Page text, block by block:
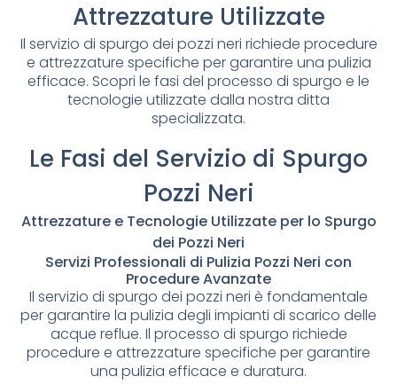
Attrezzature Utilizzate
Il servizio di spurgo dei pozzi neri richiede procedure
e attrezzature specifiche per garantire una pulizia
efficace. Scopri le fasi del processo di spurgo e le
tecnologie utilizzate dalla nostra ditta
specializzata.
Le Fasi del Servizio di Spurgo
Pozzi Neri
Attrezzature e Tecnologie Utilizzate per lo Spurgo
dei Pozzi Neri
Servizi Professionali di Pulizia Pozzi Neri con
Procedure Avanzate
Il servizio di spurgo dei pozzi neri è fondamentale
per garantire la pulizia degli impianti di scarico delle
acque reflue. Il processo di spurgo richiede
procedure e attrezzature specifiche per garantire
una pulizia efficace e duratura.